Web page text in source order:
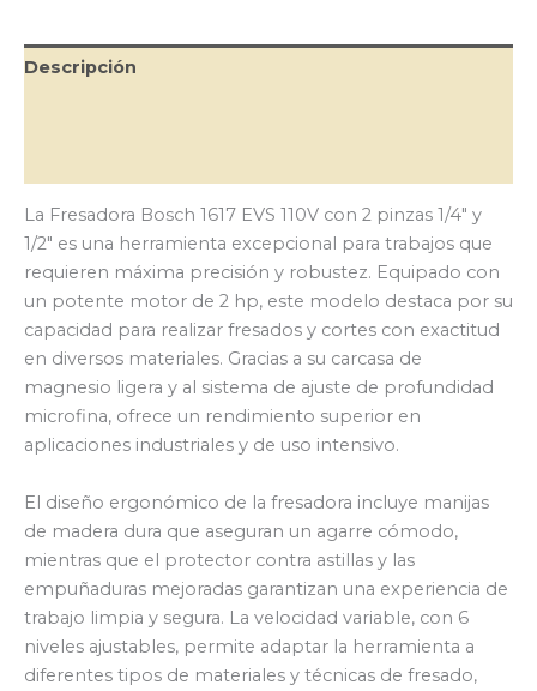
Descripción
La Fresadora Bosch 1617 EVS 110V con 2 pinzas 1/4″ y
1/2″ es una herramienta excepcional para trabajos que
requieren máxima precisión y robustez. Equipado con
un potente motor de 2 hp, este modelo destaca por su
capacidad para realizar fresados y cortes con exactitud
en diversos materiales. Gracias a su carcasa de
magnesio ligera y al sistema de ajuste de profundidad
microfina, ofrece un rendimiento superior en
aplicaciones industriales y de uso intensivo.
El diseño ergonómico de la fresadora incluye manijas
de madera dura que aseguran un agarre cómodo,
mientras que el protector contra astillas y las
empuñaduras mejoradas garantizan una experiencia de
trabajo limpia y segura. La velocidad variable, con 6
niveles ajustables, permite adaptar la herramienta a
diferentes tipos de materiales y técnicas de fresado,